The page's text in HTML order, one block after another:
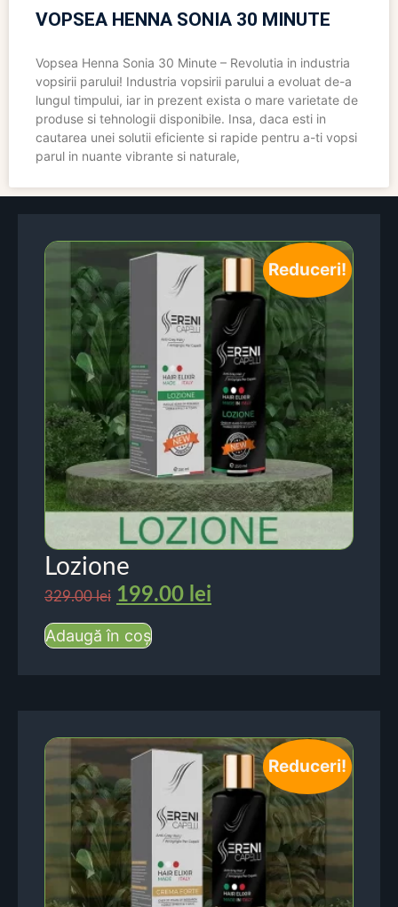
VOPSEA HENNA SONIA 30 MINUTE
Vopsea Henna Sonia 30 Minute – Revolutia in industria
vopsirii parului! Industria vopsirii parului a evoluat de-a
lungul timpului, iar in prezent exista o mare varietate de
produse si tehnologii disponibile. Insa, daca esti in
cautarea unei solutii eficiente si rapide pentru a-ti vopsi
parul in nuante vibrante si naturale,
Reduceri!
Lozione
329.00lei 199.00 lei
Adaugă în coș
Reduceri!